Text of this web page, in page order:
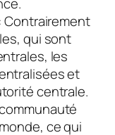
Contrairement
qui sont
les
et
centrale.
ce qui